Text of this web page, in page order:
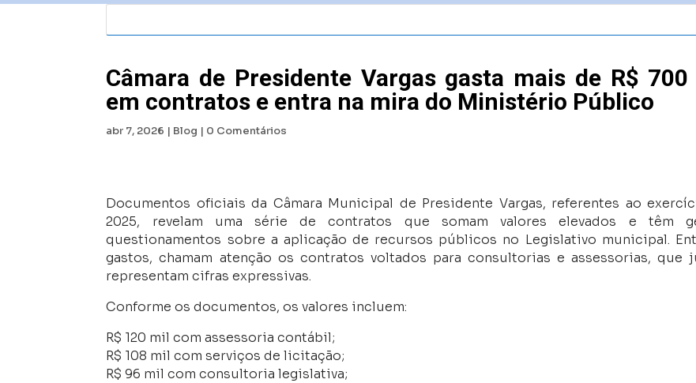
Câmara de Presidente Vargas gasta mais de R$
em contratos e entra na mira do Ministério Público
abr 7, 2026 | Blog | 0 Comentários
Documentos oficiais da Câmara Municipal de Presidente Vargas, referentes ao
2025, revelam uma série de contratos que somam valores elevados e têm
questionamentos sobre a aplicação de recursos públicos no Legislativo municipal.
gastos, chamam atenção os contratos voltados para consultorias e assessorias, que
representam cifras expressivas.
Conforme os documentos, os valores incluem:
R$ 120 mil com assessoria contábil;
R$ 108 mil com serviços de licitação;
R$ 96 mil com consultoria legislativa;